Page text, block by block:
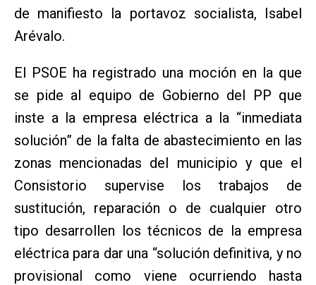
de manifiesto la portavoz socialista, Isabel
Arévalo.
El PSOE ha registrado una moción en la que
se pide al equipo de Gobierno del PP que
inste a la empresa eléctrica a la “inmediata
solución” de la falta de abastecimiento en las
zonas mencionadas del municipio y que el
Consistorio supervise los trabajos de
sustitución, reparación o de cualquier otro
tipo desarrollen los técnicos de la empresa
eléctrica para dar una “solución definitiva, y no
provisional como viene ocurriendo hasta